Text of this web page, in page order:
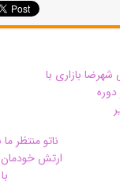
شهرضا بازاری با
دوره
ناتو منتظر
ارتش خودمان